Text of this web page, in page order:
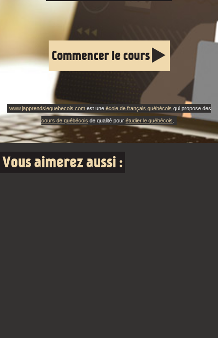
Commencer le cours
www.japprendslequebecois.com est une école de français québécois qui propose des
cours de québécois de qualité pour étudier le québécois
Vous aimerez aussi :